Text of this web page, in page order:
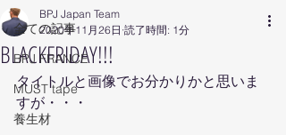
全ての記事
BPJ FRANCE
MUST tape
養生材
BLACKFRIDAY!!!
BPJ Japan Team
2020年11月26日 読了時間: 1分
タイトルと画像でお分かりかと思いま
すが・・・